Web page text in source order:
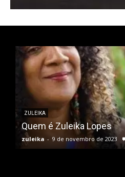
ZULEIKA
Quem é Zuleika Lopes
zuleika - 9 de novembro de 2023